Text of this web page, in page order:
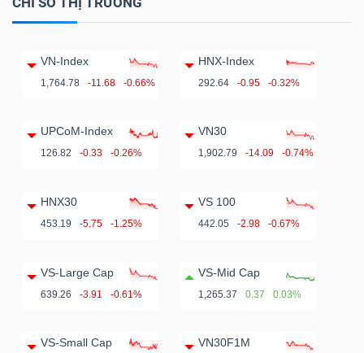
VN-Index
1,764.78 -11.68 -0.66%
HNX-Index
292.64 -0.95 -0.32%
UPCoM-Index
126.82 -0.33 -0.26%
VN30
1,902.79 -14.09 -0.74%
HNX30
453.19 -5.75 -1.25%
VS 100
442.05 -2.98 -0.67%
VS-Large Cap
639.26 -3.91 -0.61%
VS-Mid Cap
1,265.37 0.37 0.03%
VS-Small Cap VN30F1M
Thuật
(-)
Dịch